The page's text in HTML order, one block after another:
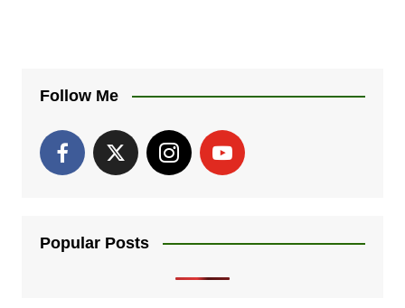
Follow Me
Popular Posts